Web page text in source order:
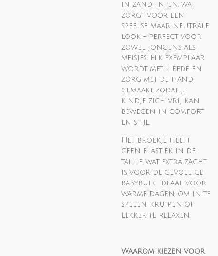
in zandtinten, wat
zorgt voor een
speelse maar neutrale
look – perfect voor
zowel jongens als
meisjes. Elk exemplaar
wordt met liefde en
zorg met de hand
gemaakt, zodat je
kindje zich vrij kan
bewegen in comfort
én stijl.
Het broekje heeft
geen elastiek in de
taille, wat extra zacht
is voor de gevoelige
babybuik. Ideaal voor
warme dagen, om in te
spelen, kruipen of
lekker te relaxen.
Waarom kiezen voor